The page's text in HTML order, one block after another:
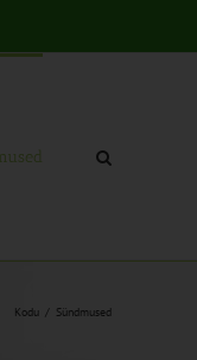
Kodu Sündmused